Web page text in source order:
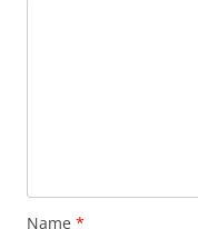
Name *